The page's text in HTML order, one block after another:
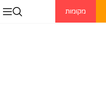
מקומות